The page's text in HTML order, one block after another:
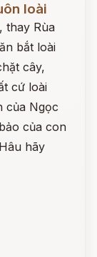
loài
thay Rùa
bắt loài
cây,
cứ loài
của Ngọc
của con
hãy